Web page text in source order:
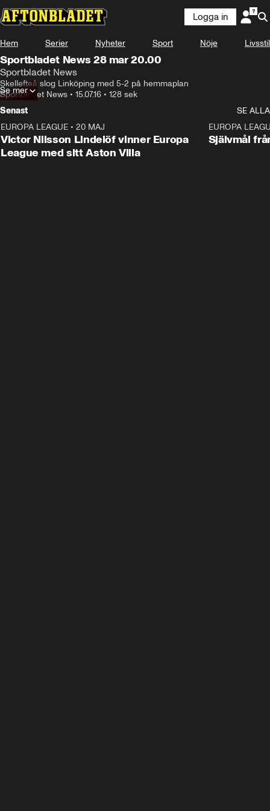
Logga in
Hem Serier Nyheter Sport Nöje Livsstil
Sportbladet News 28 mar 20.00
Sportbladet News
Skellefteå slog Linköping med 5-2 på hemmaplan
Sportbladet News • 15.07.16 • 128 sek
Se mer
Senast
SE ALLA
EUROPA LEAGUE • 20 MAJ
Victor Nilsson Lindelöf vinner Europa
League med sitt Aston Villa
EUROPA
Självmål